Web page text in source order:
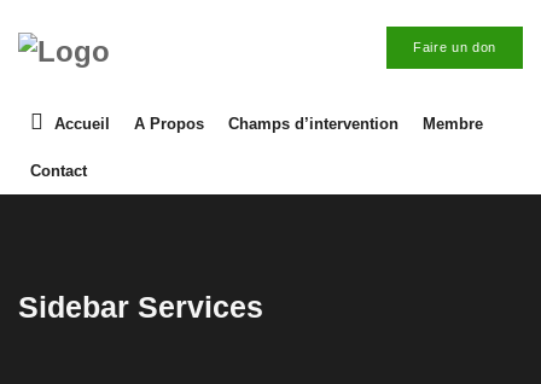
Faire un don
Accueil A Propos Champs d’intervention Membre
Contact
Sidebar Services